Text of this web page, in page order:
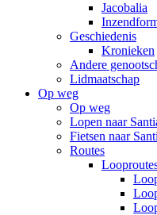
Jacobalia
Geschiedenis
Kronieken
Andere
Lidmaatschap
Op weg
Op weg
Lopen naar
Fietsen naar
Routes